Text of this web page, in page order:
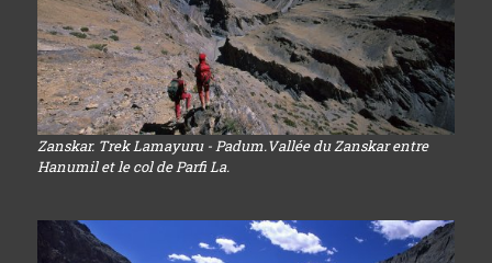
Zanskar. Trek Lamayuru - Padum.Vallée du Zanskar entre
Hanumil et le col de Parfi La.